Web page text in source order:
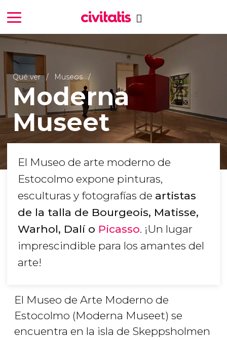
Qué ver Museos
Moderna
Museet
El Museo de arte moderno de
Estocolmo expone pinturas,
esculturas y fotografías de artistas
de la talla de Bourgeois, Matisse,
Warhol, Dalí o Picasso. ¡Un lugar
imprescindible para los amantes del
arte!
El Museo de Arte Moderno de
Estocolmo (Moderna Museet) se
encuentra en la isla de Skeppsholmen